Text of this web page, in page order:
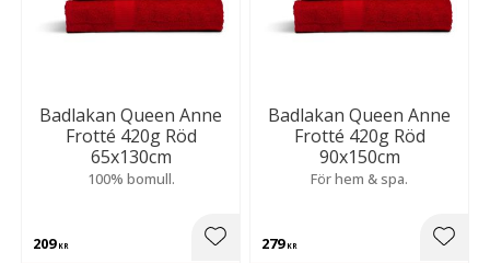
Badlakan Queen Anne
Frotté 420g Röd
65x130cm
100% bomull.
209KR Lägg till i favoriter
Badlakan Queen Anne
Frotté 420g Röd
90x150cm
För hem & spa.
279KR